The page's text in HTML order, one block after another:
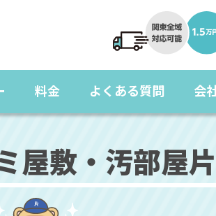
料金 よくある質問 会
屋敷・汚部屋